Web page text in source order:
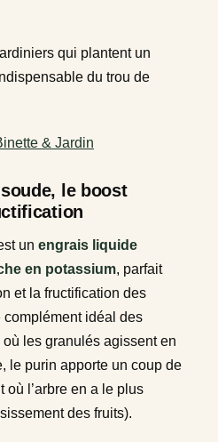
qui plantent un
du trou de
& Jardin
le boost
un engrais liquide
en potassium, parfait
et la fructification des
complément idéal des
les granulés agissent en
le purin apporte un coup de
où l’arbre en a le plus
des fruits).